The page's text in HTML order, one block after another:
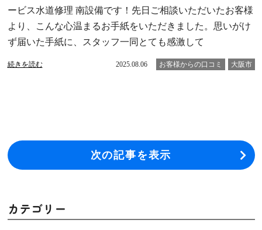
ービス水道修理 南設備です！先日ご相談いただいたお客様
より、こんな心温まるお手紙をいただきました。思いがけ
ず届いた手紙に、スタッフ一同とても感激して
続きを読む 2025.08.06 お客様からの口コミ 大阪市
次の記事を表示
カテゴリー